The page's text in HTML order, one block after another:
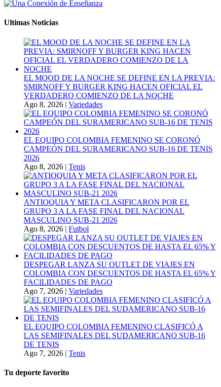
Ultimas Noticias
EL MOOD DE LA NOCHE SE DEFINE EN LA PREVIA:
SMIRNOFF Y BURGER KING HACEN OFICIAL EL
VERDADERO COMIENZO DE LA NOCHE
Ago 8, 2026 | Variedades
EL EQUIPO COLOMBIA FEMENINO SE CORONÓ
CAMPEÓN DEL SURAMERICANO SUB-16 DE TENIS
2026
Ago 8, 2026 | Tenis
ANTIOQUIA Y META CLASIFICARON POR EL
GRUPO 3 A LA FASE FINAL DEL NACIONAL
MASCULINO SUB-21 2026
Ago 8, 2026 | Futbol
DESPEGAR LANZA SU OUTLET DE VIAJES EN
COLOMBIA CON DESCUENTOS DE HASTA EL 65% Y
FACILIDADES DE PAGO
Ago 7, 2026 | Variedades
EL EQUIPO COLOMBIA FEMENINO CLASIFICÓ A
LAS SEMIFINALES DEL SUDAMERICANO SUB-16
DE TENIS
Ago 7, 2026 | Tenis
Tu deporte favorito